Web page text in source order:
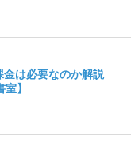
金は必要なのか解説
】